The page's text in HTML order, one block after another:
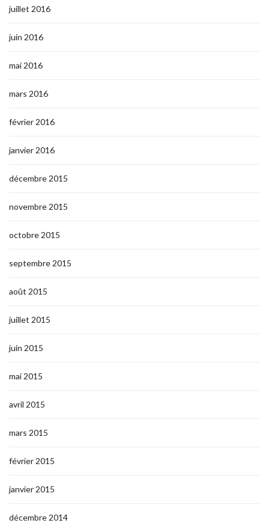
juillet 2016
juin 2016
mai 2016
mars 2016
février 2016
janvier 2016
décembre 2015
novembre 2015
octobre 2015
septembre 2015
août 2015
juillet 2015
juin 2015
mai 2015
avril 2015
mars 2015
février 2015
janvier 2015
décembre 2014